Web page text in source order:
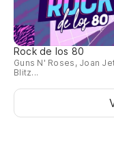
Rock de los 80
Guns N' Roses, Joan
Blitz...